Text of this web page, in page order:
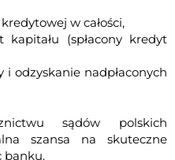
w całości,
kapitału (spłacony kredyt
odzyskanie nadpłaconych
sądów polskich
szansa na skuteczne
banku.